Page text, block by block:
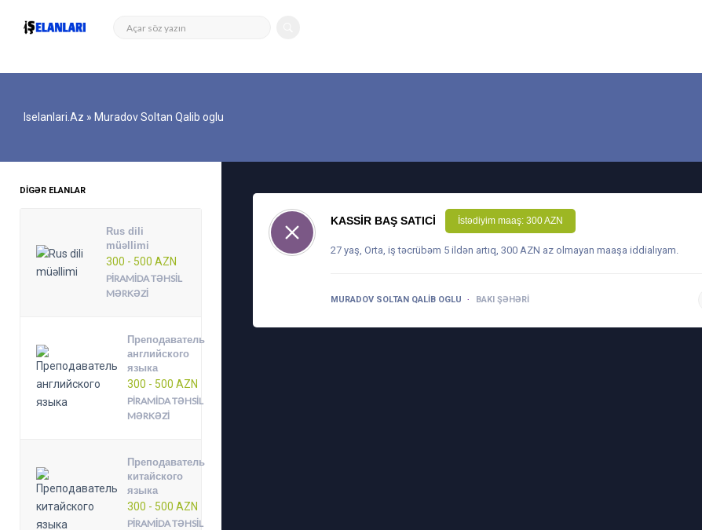
Iselanlari.az » Muradov Soltan Qalib oglu
DIGƏR ELANLAR
Rus dili
müəllimi
300 - 500 AZN
PIRAMIDA TƏHSIL
MƏRKƏZI
Преподаватель
английского
языка
300 - 500 AZN
PIRAMIDA TƏHSIL
MƏRKƏZI
Преподаватель
китайского
языка
300 - 500 AZN
PIRAMIDA TƏHSIL
KASSIR BAŞ SATICI İstədiyim maaş: 300 AZN
27 yaş, Orta, iş təcrübəm 5 ildən artıq, 300 AZN az olmayan maaşa iddialıyam.
MURADOV SOLTAN QALIB OGLU BAKI ŞƏHƏRI